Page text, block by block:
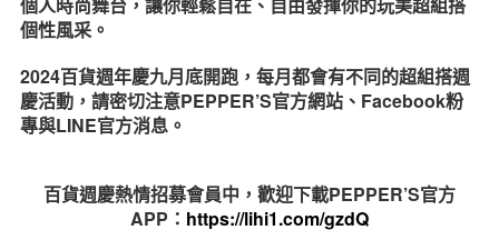
個性風采。
2024百貨週年慶九月底開跑，每月都會有不同的超組搭週
慶活動，請密切注意PEPPER’S官方網站、Facebook粉
專與LINE官方消息。
百貨週慶熱情招募會員中，歡迎下載PEPPER’S官方
APP： https://lihi1.com/gzdQ